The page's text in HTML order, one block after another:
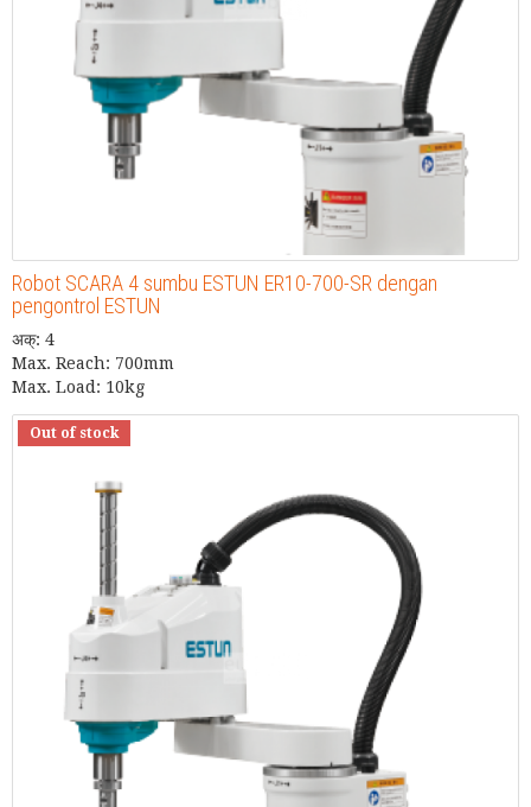
Robot SCARA 4 sumbu ESTUN ER10-700-SR dengan
pengontrol ESTUN
अक्: 4
Max. Reach: 700mm
Max. Load: 10kg
Out of stock